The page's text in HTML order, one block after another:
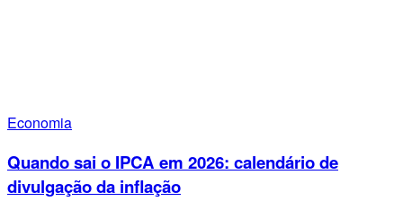
Economia
Quando sai o IPCA em 2026: calendário de
divulgação da inflação